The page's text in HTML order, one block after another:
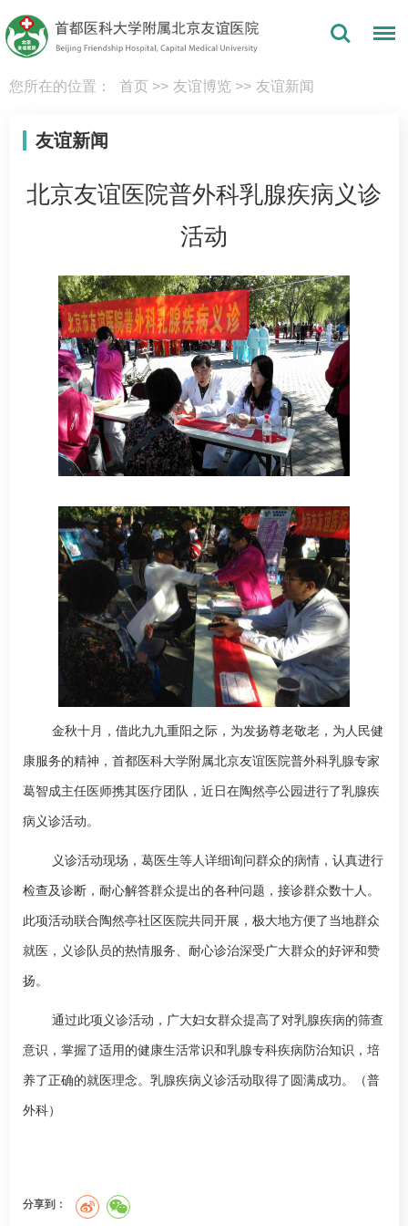
您所在的位置： 首页 >> 友谊博览 >> 友谊新闻
友谊新闻
北京友谊医院普外科乳腺疾病义诊
活动
金秋十月，借此九九重阳之际，为发扬尊老敬老，为人民健
康服务的精神，首都医科大学附属北京友谊医院普外科乳腺专家
葛智成主任医师携其医疗团队， 近 日在陶然亭公园进行了乳腺疾
病义诊活动。
义诊活动现场，葛医生等人详细询问群众的病情，认真进行
检查及诊断，耐心解答群众提出的各种问题，接诊群众数十人。
此项活动联合陶然亭社区医院共同开展，极大地方便了当地群众
就医，义诊队员的热情服务、耐心诊治深受广大群众的好评和赞
扬。
通过此项义诊活动，广大妇女群众提高了对乳腺疾病的筛查
意识，掌握了适用的健康生活常识和乳腺专科疾病防治知识，培
养了正确的就医理念。乳腺疾病义诊活动取得了圆满成功。 （普
外科）
分享到：